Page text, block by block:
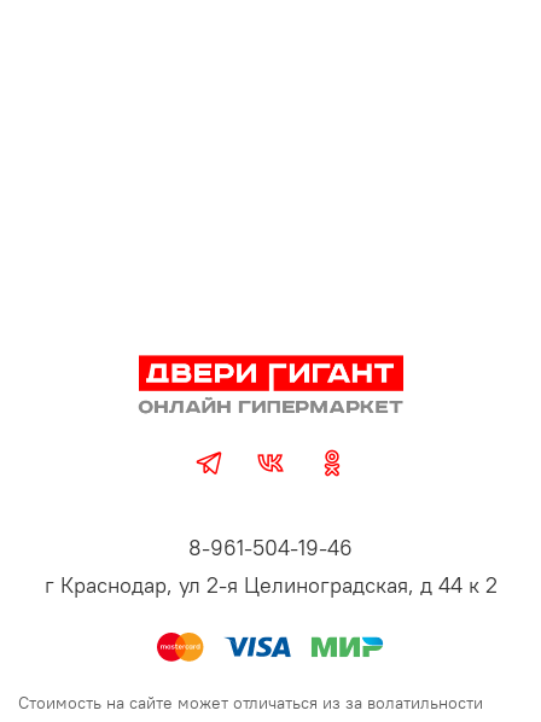
8-961-504-19-46
г Краснодар, ул 2-я Целиноградская, д 44 к 2
Стоимость на сайте может отличаться из за волатильности